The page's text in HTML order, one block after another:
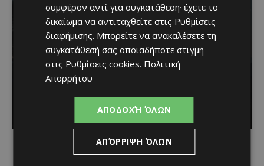
Βραδινή πεζοπορία στον
Μαχαιρά με τον σκύλο
σου και θέα τις Περσείδες
- August 7, 2026
συμφέρον αντί για συγκατάθεση· έχετε το
δικαίωμα να αντιταχθείτε στις Ρυθμίσεις
διαφήμισης. Μπορείτε να ανακαλέσετε τη
συγκατάθεσή σας οποιαδήποτε στιγμή
στις Ρυθμίσεις cookies. Πολιτική
Απορρήτου
ΑΠΟΔΟΧΉ ΌΛΩΝ
ΑΠΌΡΡΙΨΗ ΌΛΩΝ